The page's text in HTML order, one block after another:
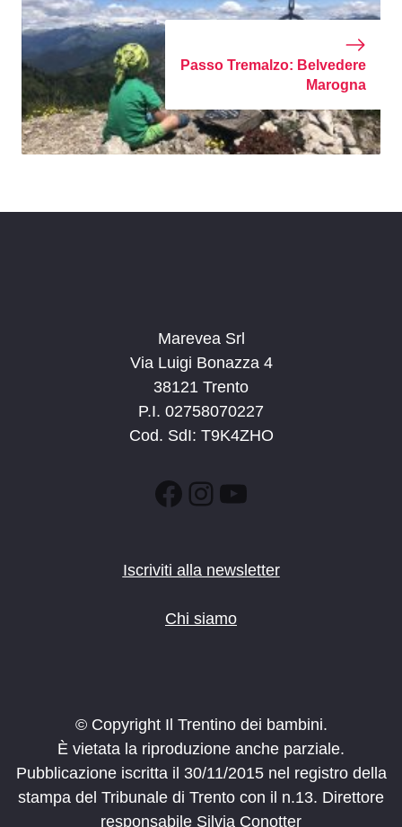
Passo Tremalzo: Belvedere
Marogna
Marevea Srl
Via Luigi Bonazza 4
38121 Trento
P.I. 02758070227
Cod. SdI: T9K4ZHO
Facebook
Instagram
YouTube
Iscriviti alla newsletter
Chi siamo
© Copyright Il Trentino dei bambini.
È vietata la riproduzione anche parziale.
Pubblicazione iscritta il 30/11/2015 nel registro della
stampa del Tribunale di Trento con il n.13. Direttore
responsabile Silvia Conotter